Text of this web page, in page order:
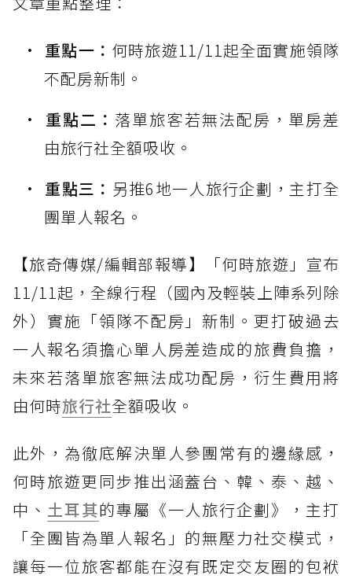
重點一： 何時旅遊11/11起全面實施領隊
不配房新制。
重點二： 落單旅客若無法配房，單房差
由旅行社全額吸收。
重點三： 另推6地一人旅行企劃，主打全
團單人報名。
【旅奇傳媒/編輯部報導】「何時旅遊」宣布
11/11起，全線行程（國內及輕裝上陣系列除
外）實施「領隊不配房」新制。更打破過去
一人報名須擔心單人房差造成的旅費負擔，
未來若落單旅客無法成功配房，衍生費用將
由何時旅行社全額吸收。
此外，為徹底解決單人參團常有的邊緣感，
何時旅遊更同步推出涵蓋台、韓、泰、越、
中、 土耳其的專屬《一人旅行企劃》，主打
「全團皆為單人報名」的無壓力社交模式，
讓每一位旅客都能在沒有既定交友圈的包袱